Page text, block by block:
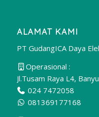
ALAMAT KAMI
PT GudangICA Daya
Operasional :
Jl.Tusam Raya L4,
024 7472058
081369177168